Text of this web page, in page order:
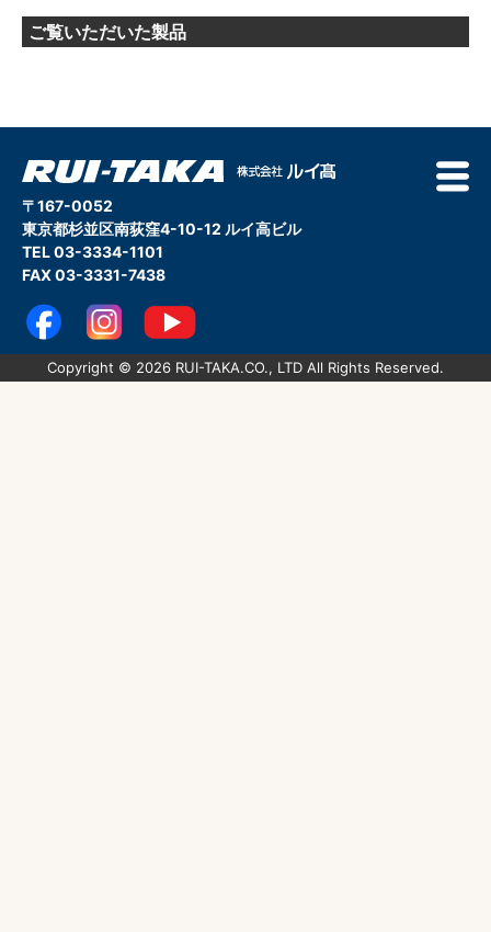
ご覧いただいた製品
〒167-0052
東京都杉並区南荻窪4-10-12 ルイ高ビル
TEL 03-3334-1101
FAX 03-3331-7438
Copyright © 2026 RUI-TAKA.CO., LTD All Rights Reserved.